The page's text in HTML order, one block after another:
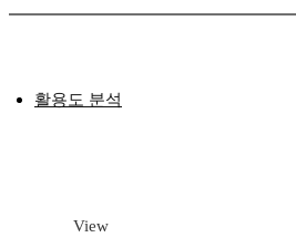
활용도 분석
View